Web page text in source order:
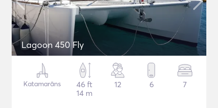
Lagoon 450 Fly
Katamarāns
46 ft
14 m
12 6 7